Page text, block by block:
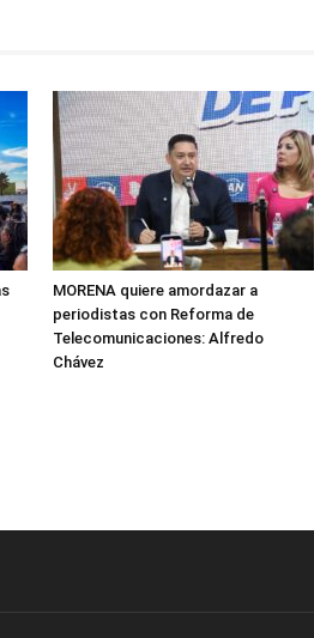
MORENA quiere amordazar a
periodistas con Reforma de
Telecomunicaciones: Alfredo
Chávez